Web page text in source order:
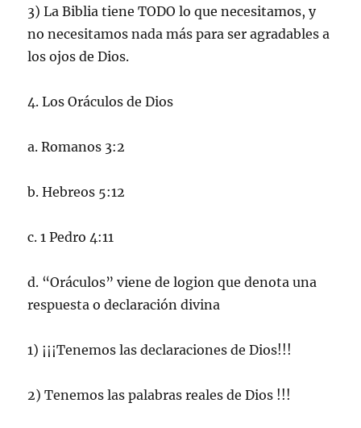
3) La Biblia tiene TODO lo que necesitamos, y
no necesitamos nada más para ser agradables a
los ojos de Dios.
4. Los Oráculos de Dios
a. Romanos 3:2
b. Hebreos 5:12
c. 1 Pedro 4:11
d. “Oráculos” viene de logion que denota una
respuesta o declaración divina
1) ¡¡¡Tenemos las declaraciones de Dios!!!
2) Tenemos las palabras reales de Dios !!!